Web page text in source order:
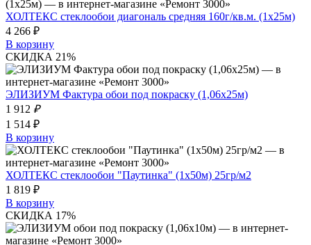
ХОЛТЕКС стеклообои диагональ средняя 160г/кв.м. (1х25м)
4 266 ₽
В корзину
СКИДКА 21%
ЭЛИЗИУМ Фактура обои под покраску (1,06х25м)
1 912 ₽
1 514 ₽
В корзину
ХОЛТЕКС стеклообои "Паутинка" (1х50м) 25гр/м2
1 819 ₽
В корзину
СКИДКА 17%